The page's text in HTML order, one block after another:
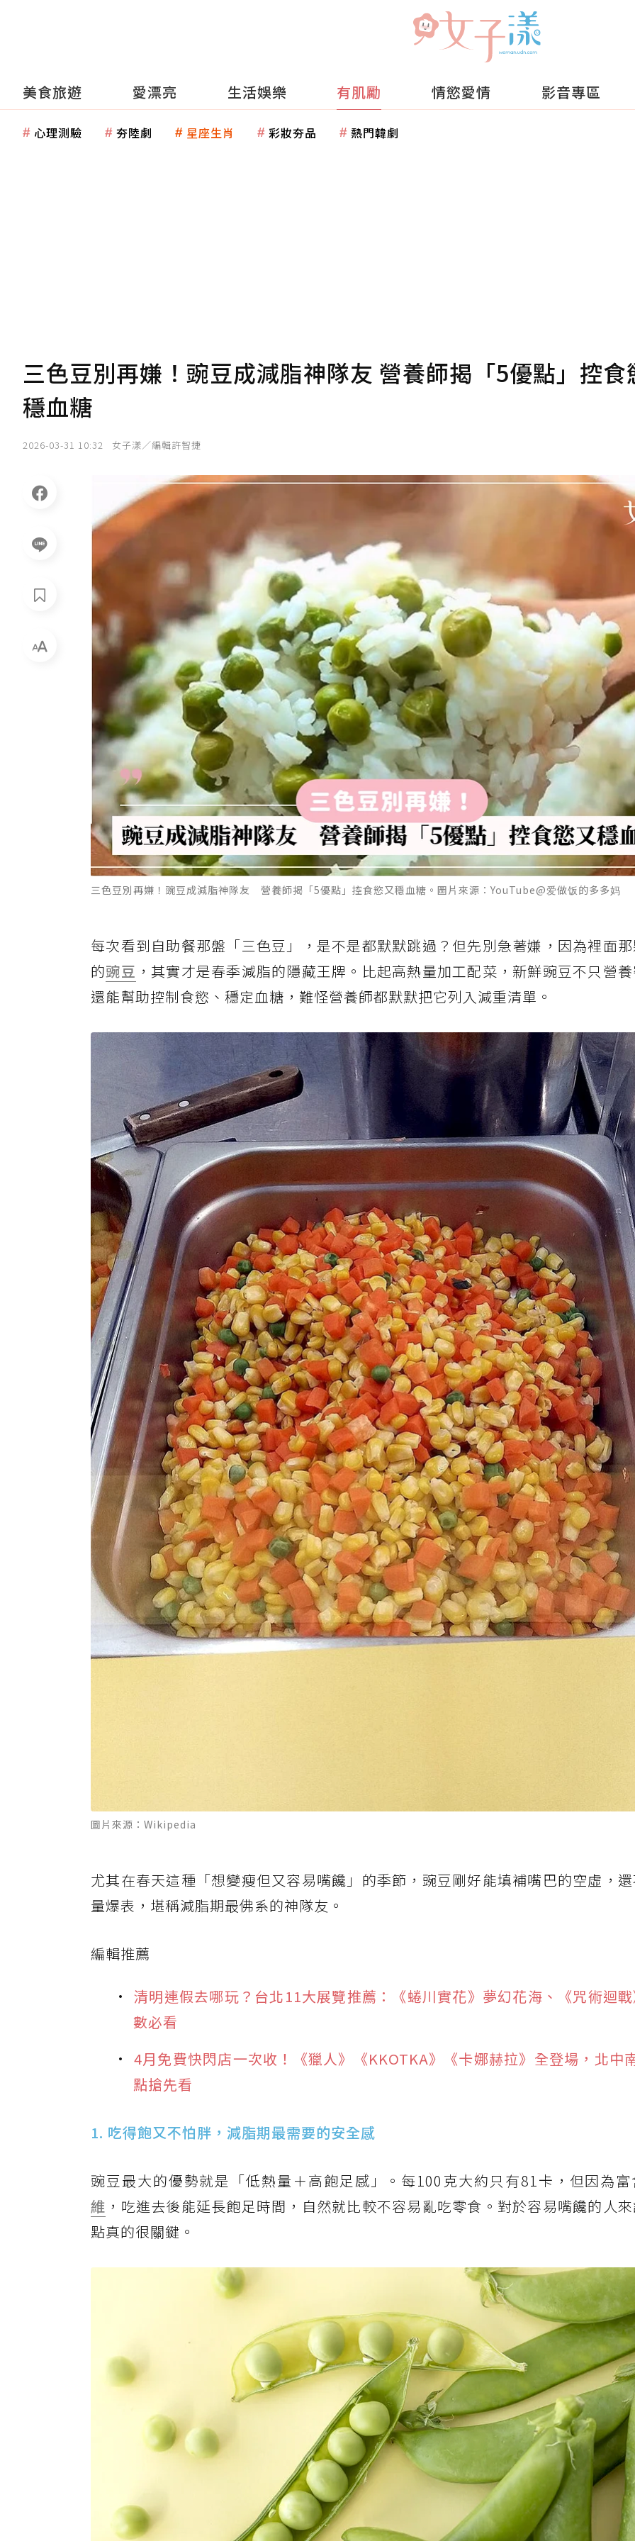
美食旅遊 愛漂亮 生活娛樂 有肌勵 情慾愛情 影音專區
心理測驗 夯陸劇 星座生肖 彩妝夯品 熱門韓劇
三色豆別再嫌！豌豆成減脂神隊友 營養師揭「5優點」控食
穩血糖
2026-03-31 10:32 女子漾／編輯許智捷
三色豆別再嫌！豌豆成減脂神隊友 營養師揭「5優點」控食慾又穩血糖。圖片來源：YouTube@爱做饭的多多妈
每次看到自助餐那盤「三色豆」，是不是都默默跳過？但先別急著嫌，因為裡面
的豌豆 ，其實才是春季減脂的隱藏王牌。比起高熱量加工配菜，新鮮豌豆不只營
還能幫助控制食慾、穩定血糖，難怪營養師都默默把它列入減重清單。
圖片來源：Wikipedia
尤其在春天這種「想變瘦但又容易嘴饞」的季節，豌豆剛好能填補嘴巴的空虛，
量爆表，堪稱減脂期最佛系的神隊友。
編輯推薦
清明連假去哪玩？台北11大展覽推薦：《蜷川實花》夢幻花海、《咒術迴
數必看
4月免費快閃店一次收！《獵人》《KKOTKA》《卡娜赫拉》全登場，北中
點搶先看
1. 吃得飽又不怕胖，減脂期最需要的安全感
豌豆最大的優勢就是「低熱量＋高飽足感」。每100克大約只有81卡，但因為
維 ，吃進去後能延長飽足時間，自然就比較不容易亂吃零食。對於容易嘴饞的人
點真的很關鍵。